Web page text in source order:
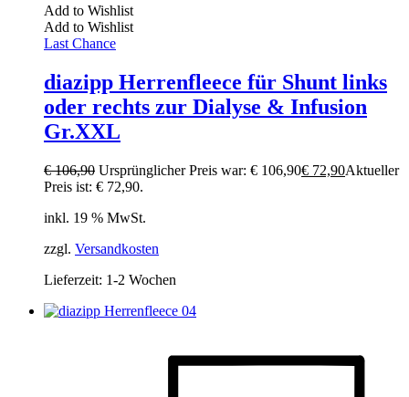
Add to Wishlist
Add to Wishlist
Last Chance
diazipp Herrenfleece für Shunt links
oder rechts zur Dialyse & Infusion
Gr.XXL
€106,90 Ursprünglicher Preis war: € 106,90€ 72,90Aktueller
Preis ist: € 72,90.
inkl. 19 % MwSt.
zzgl. Versandkosten
Lieferzeit: 1-2 Wochen